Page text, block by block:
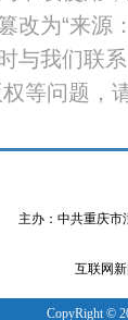
改为“来源
与我们联系
等问题，
主办：中共重庆市
互联网
CopyRight ©